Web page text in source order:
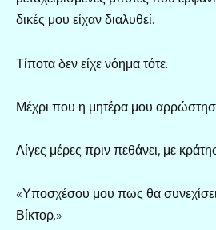
δικές μου είχαν διαλυθεί.
Τίποτα δεν είχε νόημα τότε.
Μέχρι που η μητέρα μου
Λίγες μέρες πριν πεθάνει, με
«Υποσχέσου μου πως θα
Βίκτορ.»